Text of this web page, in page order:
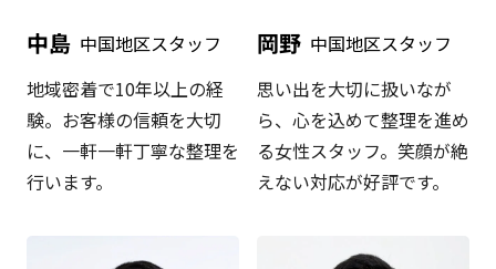
中島 中国地区スタッフ
地域密着で10年以上の経
験。お客様の信頼を大切
に、一軒一軒丁寧な整理を
行います。
岡野 中国地区スタッフ
思い出を大切に扱いなが
ら、心を込めて整理を進め
る女性スタッフ。笑顔が絶
えない対応が好評です。